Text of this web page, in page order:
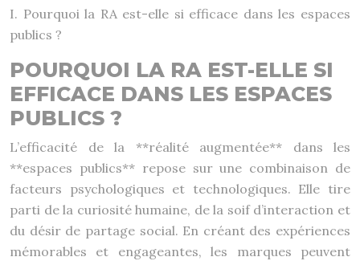
I. Pourquoi la RA est-elle si efficace dans les espaces
publics ?
POURQUOI LA RA EST-ELLE SI
EFFICACE DANS LES ESPACES
PUBLICS ?
L’efficacité de la **réalité augmentée** dans les
**espaces publics** repose sur une combinaison de
facteurs psychologiques et technologiques. Elle tire
parti de la curiosité humaine, de la soif d’interaction et
du désir de partage social. En créant des expériences
mémorables et engageantes, les marques peuvent